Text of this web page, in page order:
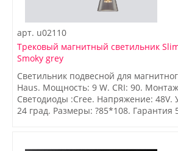
арт. u02110
Трековый магнитный светильник
Smoky grey
Светильник подвесной для
Haus. Мощность: 9 W. CRI: 90.
Светодиоды :Cree. Напряжение: 48V.
24 град. Размеры: ?85*108. Гарантия